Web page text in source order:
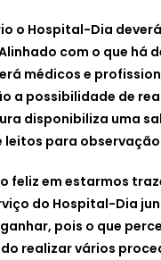
o Hospital-Dia
com o que há
médicos e
a possibilidade de
disponibiliza uma
leitos para
feliz em estarmos
do Hospital-Dia
pois o que
realizar vários